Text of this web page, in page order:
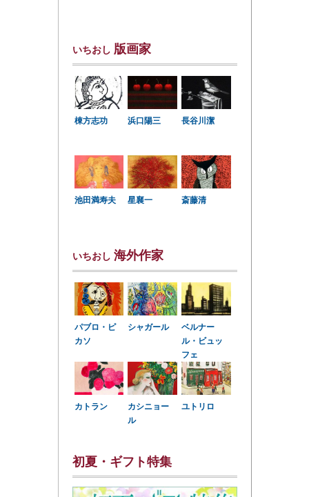
いちおし 版画家
棟方志功 浜口陽三 長谷川潔
池田満寿夫 星襄一 斎藤清
いちおし 海外作家
パブロ・ピ
カソ
シャガール
ベルナー
ル・ビュッ
フェ
カトラン
カシニョー
ル
ユトリロ
初夏・ギフト特集